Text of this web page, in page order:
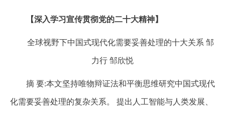
【深入学习宣传贯彻党的二十大精神】
全球视野下中国式现代化需要妥善处理的十大关系 邹
力行 邹欣悦
摘 要:本文坚持唯物辩证法和平衡思维研究中国式现代
化需要妥善处理的复杂关系。 提出人工智能与人类发展、